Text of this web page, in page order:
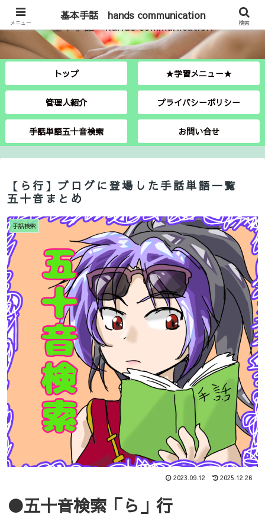
基本手話 hands communication
トップ ★学習メニュー★
管理人紹介 プライバシーポリシー
手話単語五十音検索 お問い合せ
【ら行】ブログに登場した手話単語一覧
五十音まとめ
手話検索
2023.09.12 2025.12.26
●五十音検索「ら」行
メニュー
基本手話 hands communication
検索